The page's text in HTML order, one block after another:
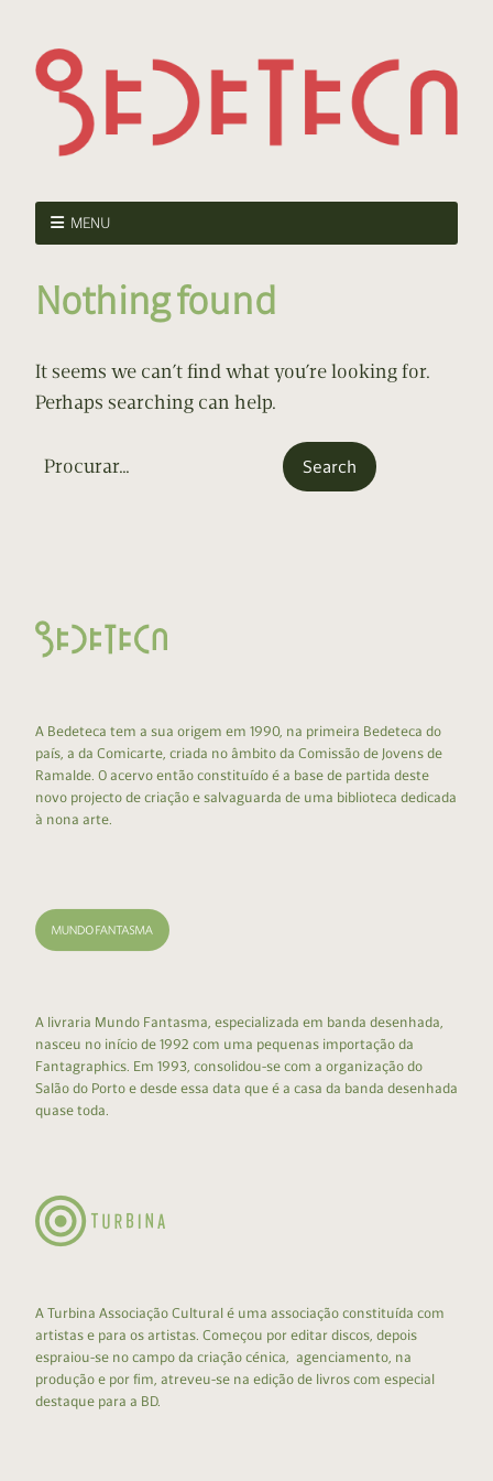
MENU
Nothing found
It seems we can’t find what you’re looking for.
Perhaps searching can help.
A Bedeteca tem a sua origem em 1990, na primeira Bedeteca do
país, a da Comicarte, criada no âmbito da Comissão de Jovens de
Ramalde. O acervo então constituído é a base de partida deste
novo projecto de criação e salvaguarda de uma biblioteca dedicada
à nona arte.
A livraria Mundo Fantasma, especializada em banda desenhada,
nasceu no início de 1992 com uma pequenas importação da
Fantagraphics. Em 1993, consolidou-se com a organização do
Salão do Porto e desde essa data que é a casa da banda desenhada
quase toda.
A Turbina Associação Cultural é uma associação constituída com
artistas e para os artistas. Começou por editar discos, depois
espraiou-se no campo da criação cénica, agenciamento, na
produção e por fim, atreveu-se na edição de livros com especial
destaque para a BD.